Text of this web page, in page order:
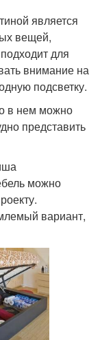
является
вещей,
для
внимание на
подсветку.
в нем можно
представить
можно
вариант,